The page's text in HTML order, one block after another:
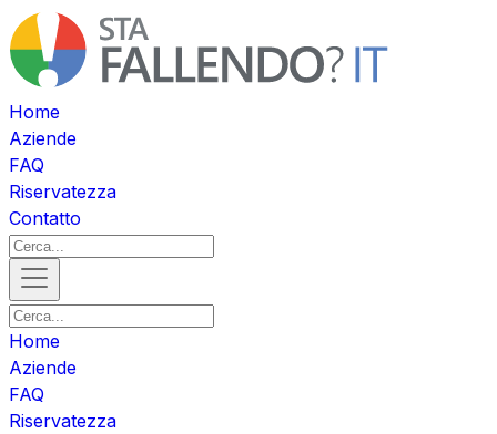
Home
Aziende
FAQ
Riservatezza
Contatto
Home
Aziende
FAQ
Riservatezza